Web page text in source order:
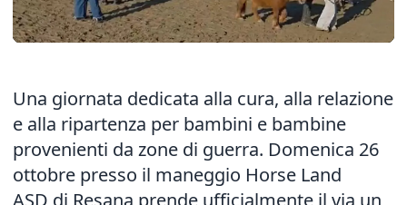
Una giornata dedicata alla cura, alla relazione
e alla ripartenza per bambini e bambine
provenienti da zone di guerra. Domenica 26
ottobre presso il maneggio Horse Land
ASD di Resana prende ufficialmente il via un